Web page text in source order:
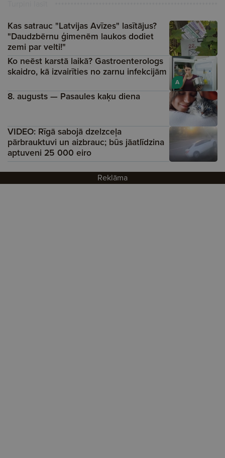
Kas satrauc "Latvijas Avīzes" lasītājus?
"Daudzbērnu ģimenēm laukos dodiet
zemi par velti!"
A
Ko neēst karstā laikā? Gastroenterologs
skaidro, kā izvairīties no zarnu infekcijām
8. augusts — Pasaules kaķu diena
VIDEO: Rīgā sabojā dzelzceļa
pārbrauktuvi un aizbrauc; būs jāatlīdzina
aptuveni 25 000 eiro
Reklāma